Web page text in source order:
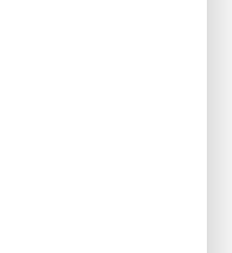
och fackligt obunden